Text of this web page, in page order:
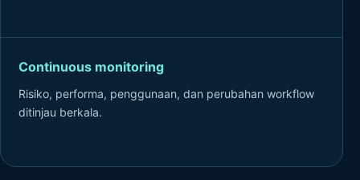
Continuous monitoring
Risiko, performa, penggunaan, dan perubahan workflow
ditinjau berkala.